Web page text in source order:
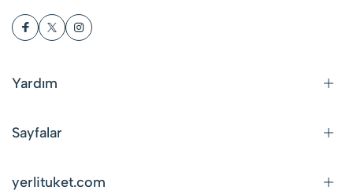
Yardım
Sayfalar
yerlituket.com